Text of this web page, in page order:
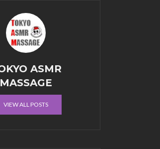
ASMR
MASSAGE
VIEW ALL POSTS